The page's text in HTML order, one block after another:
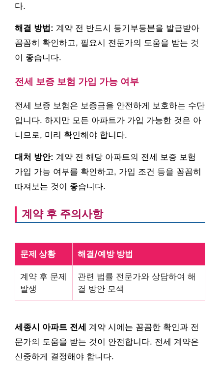
다.
해결 방법: 계약 전 반드시 등기부등본을 발급받아
꼼꼼히 확인하고, 필요시 전문가의 도움을 받는 것
이 좋습니다.
전세 보증 보험 가입 가능 여부
전세 보증 보험은 보증금을 안전하게 보호하는 수단
입니다. 하지만 모든 아파트가 가입 가능한 것은 아
니므로, 미리 확인해야 합니다.
대처 방안: 계약 전 해당 아파트의 전세 보증 보험
가입 가능 여부를 확인하고, 가입 조건 등을 꼼꼼히
따져보는 것이 좋습니다.
계약 후 주의사항
문제 상황 해결/예방 방법
계약 후 문제
발생
관련 법률 전문가와 상담하여 해
결 방안 모색
세종시 아파트 전세
계약 시에는 꼼꼼한 확인과 전
문가의 도움을 받는 것이 안전합니다. 전세 계약은
신중하게 결정해야 합니다.